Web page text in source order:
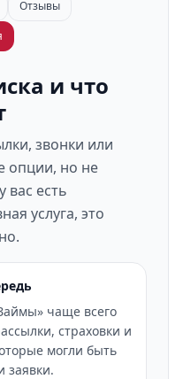
Отзывы
и что
звонки или
опции, но не
вас есть
услуга, это
чаще всего
страховки и
могли быть
заявки.